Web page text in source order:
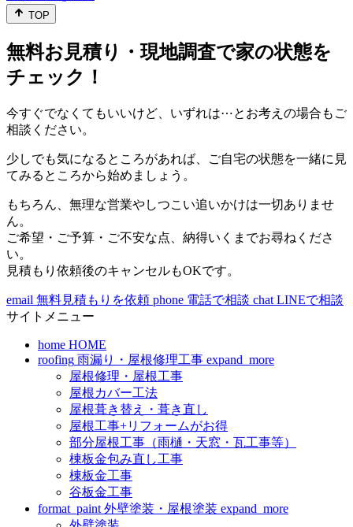
TOP
無料お見積り・現地調査で家の状態を
チェック！
今すぐでなくてもいいけど、いずれは⋯とお考えの場合もご
相談ください。
少しでも気になるところがあれば、ご自宅の状態を一緒に見
てみるところから始めましょう。
もちろん、無理な営業やしつこい追いかけは一切ありませ
ん。
ご希望・ご予算・ご不安な点、納得いくまでお尋ねくださ
い。
見積もり依頼後のキャンセルもOKです。
email 無料見積もりを依頼 phone 電話で相談 chat LINEで相談
サイトメニュー
home HOME
roofing 雨漏り・屋根修理工事 expand_more
屋根修理・屋根工事
屋根カバー工法
屋根葺き替え・葺き直し
屋根工事+リフォームがお得
部分屋根工事（雨樋・天窓・瓦工事等）
棟板金包み直し工事
棟板金工事
谷板金工事
format_paint 外壁塗装・屋根塗装 expand_more